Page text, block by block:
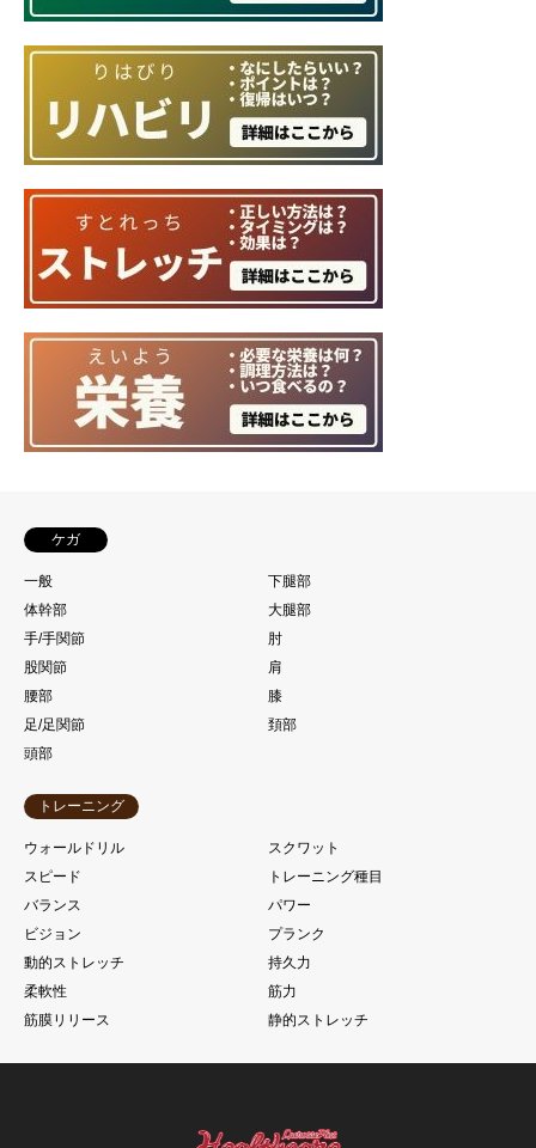
ケガ
一般
下腿部
体幹部
大腿部
手/手関節
肘
股関節
肩
腰部
膝
足/足関節
頚部
頭部
トレーニング
ウォールドリル
スクワット
スピード
トレーニング種目
バランス
パワー
ビジョン
プランク
動的ストレッチ
持久力
柔軟性
筋力
筋膜リリース
静的ストレッチ